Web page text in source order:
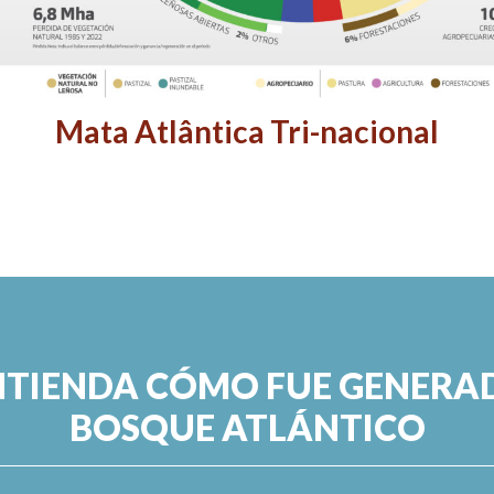
Mata Atlântica Tri-nacional
CÓMO FUE
BOSQUE ATLÁNTICO